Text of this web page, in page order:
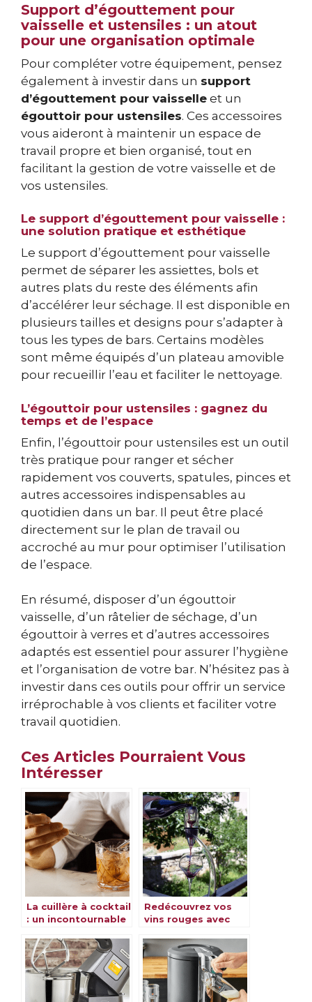
Support d’égouttement pour
vaisselle et ustensiles : un atout
pour une organisation optimale
Pour compléter votre équipement, pensez
également à investir dans un support
d’égouttement pour vaisselle et un
égouttoir pour ustensiles. Ces accessoires
vous aideront à maintenir un espace de
travail propre et bien organisé, tout en
facilitant la gestion de votre vaisselle et de
vos ustensiles.
Le support d’égouttement pour vaisselle :
une solution pratique et esthétique
Le support d’égouttement pour vaisselle
permet de séparer les assiettes, bols et
autres plats du reste des éléments afin
d’accélérer leur séchage. Il est disponible en
plusieurs tailles et designs pour s’adapter à
tous les types de bars. Certains modèles
sont même équipés d’un plateau amovible
pour recueillir l’eau et faciliter le nettoyage.
L’égouttoir pour ustensiles : gagnez du
temps et de l’espace
Enfin, l’égouttoir pour ustensiles est un outil
très pratique pour ranger et sécher
rapidement vos couverts, spatules, pinces et
autres accessoires indispensables au
quotidien dans un bar. Il peut être placé
directement sur le plan de travail ou
accroché au mur pour optimiser l’utilisation
de l’espace.
En résumé, disposer d’un égouttoir
vaisselle, d’un râtelier de séchage, d’un
égouttoir à verres et d’autres accessoires
adaptés est essentiel pour assurer l’hygiène
et l’organisation de votre bar. N’hésitez pas à
investir dans ces outils pour offrir un service
irréprochable à vos clients et faciliter votre
travail quotidien.
Ces Articles Pourraient Vous
Intéresser
La cuillère à cocktail
: un incontournable
mélanges
Redécouvrez vos
vins rouges avec